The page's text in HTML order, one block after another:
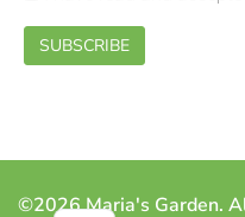
©2026 Maria's Garden.